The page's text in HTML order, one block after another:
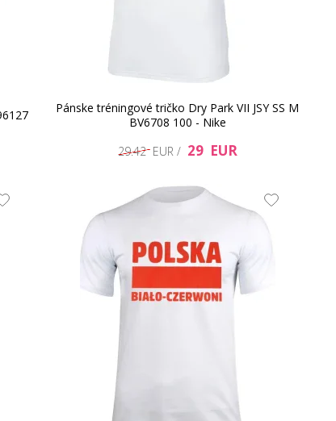
Pánske tréningové tričko Dry Park VII JSY SS M
BV6708 100 - Nike
29.42 EUR / 29 EUR